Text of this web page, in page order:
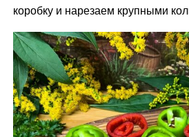
коробку и нарезаем крупными